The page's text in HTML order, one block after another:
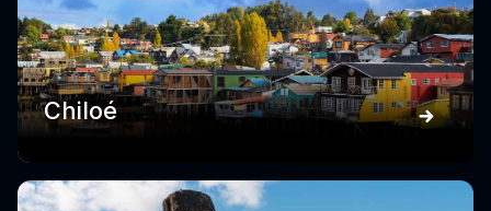
Chiloé